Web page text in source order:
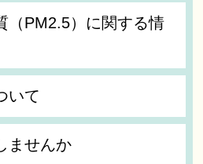
（PM2.5）に関する情
いて
ませんか